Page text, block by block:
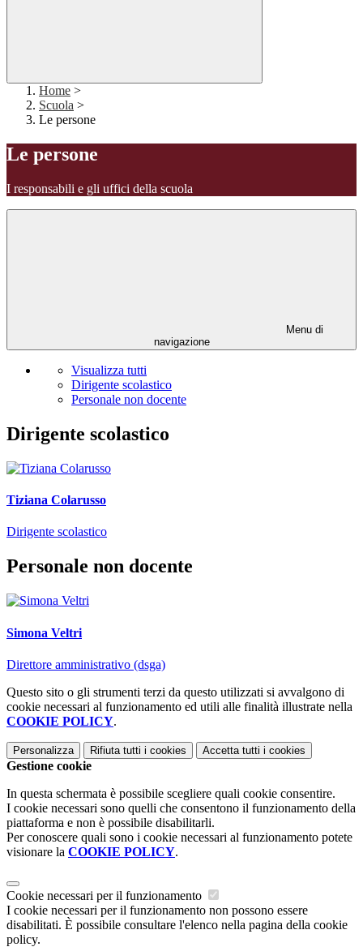
Home >
Scuola >
Le persone
Le persone
I responsabili e gli uffici della scuola
Menu di
navigazione
Visualizza tutti
Dirigente scolastico
Personale non docente
Dirigente scolastico
Tiziana Colarusso
Dirigente scolastico
Personale non docente
Simona Veltri
Direttore amministrativo (dsga)
Questo sito o gli strumenti terzi da questo utilizzati si avvalgono di
cookie necessari al funzionamento ed utili alle finalità illustrate nella
COOKIE POLICY.
Personalizza Rifiuta tutti i cookies Accetta tutti i cookies
Gestione cookie
In questa schermata è possibile scegliere quali cookie consentire.
I cookie necessari sono quelli che consentono il funzionamento della
piattaforma e non è possibile disabilitarli.
Per conoscere quali sono i cookie necessari al funzionamento potete
visionare la COOKIE POLICY.
Cookie necessari per il funzionamento
I cookie necessari per il funzionamento non possono essere
disabilitati. È possibile consultare l'elenco nella pagina della cookie
policy.